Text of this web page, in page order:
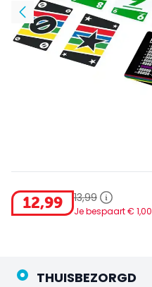
12,99 13,99
Je bespaart € 1,00
THUISBEZORGD